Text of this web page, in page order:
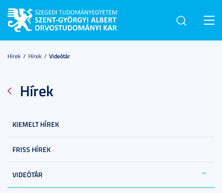
Hírek Hírek Videótár
Hírek
KIEMELT HÍREK
FRISS HÍREK
VIDEÓTÁR